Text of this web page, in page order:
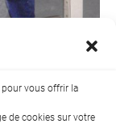
vous offrir la
de cookies sur votre